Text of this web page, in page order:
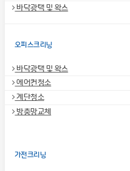
바닥광택 및 왁스
오피스크리닝
바닥광택 및 왁스
에어컨청소
계단청소
방충망교체
가전크리닝